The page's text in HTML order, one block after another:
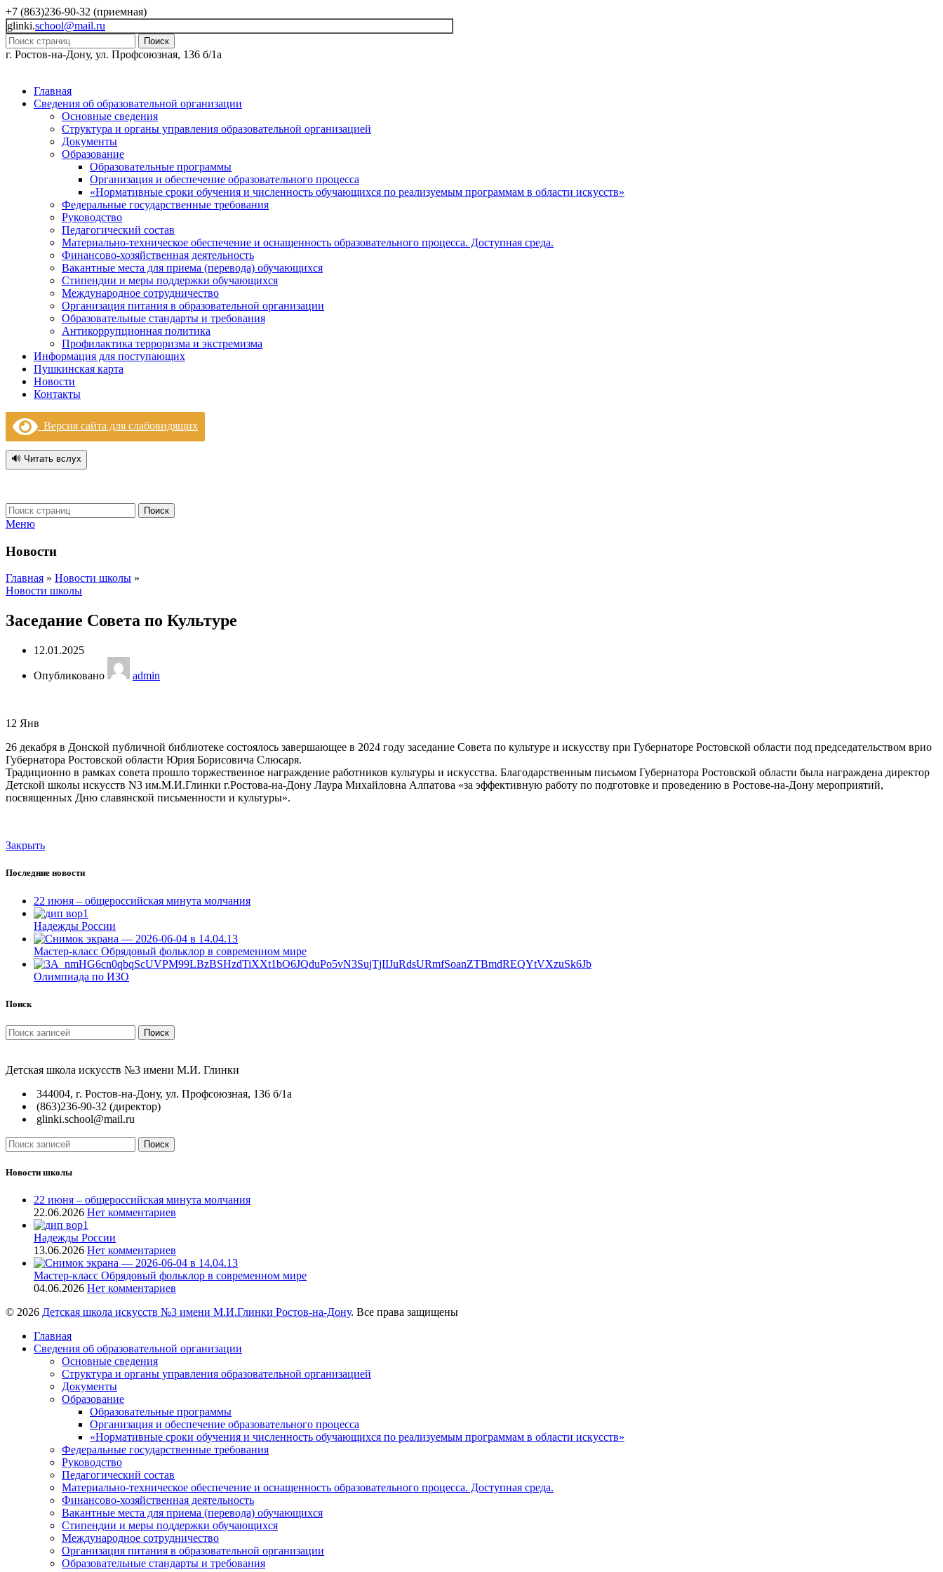
+7 (863)236-90-32 (приемная)
glinki.school@mail.ru
Поиск
г. Ростов-на-Дону, ул. Профсоюзная, 136 б/1а
Главная
Сведения об образовательной организации
Основные сведения
Структура и органы управления образовательной организацией
Документы
Образование
Образовательные программы
Организация и обеспечение образовательного процесса
«Нормативные сроки обучения и численность обучающихся по реализуемым программам в области искусств»
Федеральные государственные требования
Руководство
Педагогический состав
Материально-техническое обеспечение и оснащенность образовательного процесса. Доступная среда.
Финансово-хозяйственная деятельность
Вакантные места для приема (перевода) обучающихся
Стипендии и меры поддержки обучающихся
Международное сотрудничество
Организация питания в образовательной организации
Образовательные стандарты и требования
Антикоррупционная политика
Профилактика терроризма и экстремизма
Информация для поступающих
Пушкинская карта
Новости
Контакты
Версия сайта для слабовидящих
🔊 Читать вслух
Поиск
Меню
Новости
Главная » Новости школы »
Новости школы
Заседание Совета по Культуре
12.01.2025
Опубликовано admin
12 Янв
26 декабря в Донской публичной библиотеке состоялось завершающее в 2024 году заседание Совета по культуре и искусству при Губернаторе Ростовской области под председательством врио
Губернатора Ростовской области Юрия Борисовича Слюсаря.
Традиционно в рамках совета прошло торжественное награждение работников культуры и искусства. Благодарственным письмом Губернатора Ростовской области была награждена директор
Детской школы искусств N3 им.М.И.Глинки г.Ростова-на-Дону Лаура Михайловна Алпатова «за эффективную работу по подготовке и проведению в Ростове-на-Дону мероприятий,
посвященных Дню славянской письменности и культуры».
Закрыть
Последние новости
22 июня – общероссийская минута молчания
Надежды России
Мастер-класс Обрядовый фольклор в современном мире
Олимпиада по ИЗО
Поиск
Поиск
Детская школа искусств №3 имени М.И. Глинки
344004, г. Ростов-на-Дону, ул. Профсоюзная, 136 б/1а
(863)236-90-32 (директор)
glinki.school@mail.ru
Поиск
Новости школы
22 июня – общероссийская минута молчания
22.06.2026 Нет комментариев
Надежды России
13.06.2026 Нет комментариев
Мастер-класс Обрядовый фольклор в современном мире
04.06.2026 Нет комментариев
© 2026 Детская школа искусств №3 имени М.И.Глинки Ростов-на-Дону. Все права защищены
Главная
Сведения об образовательной организации
Основные сведения
Структура и органы управления образовательной организацией
Документы
Образование
Образовательные программы
Организация и обеспечение образовательного процесса
«Нормативные сроки обучения и численность обучающихся по реализуемым программам в области искусств»
Федеральные государственные требования
Руководство
Педагогический состав
Материально-техническое обеспечение и оснащенность образовательного процесса. Доступная среда.
Финансово-хозяйственная деятельность
Вакантные места для приема (перевода) обучающихся
Стипендии и меры поддержки обучающихся
Международное сотрудничество
Организация питания в образовательной организации
Образовательные стандарты и требования